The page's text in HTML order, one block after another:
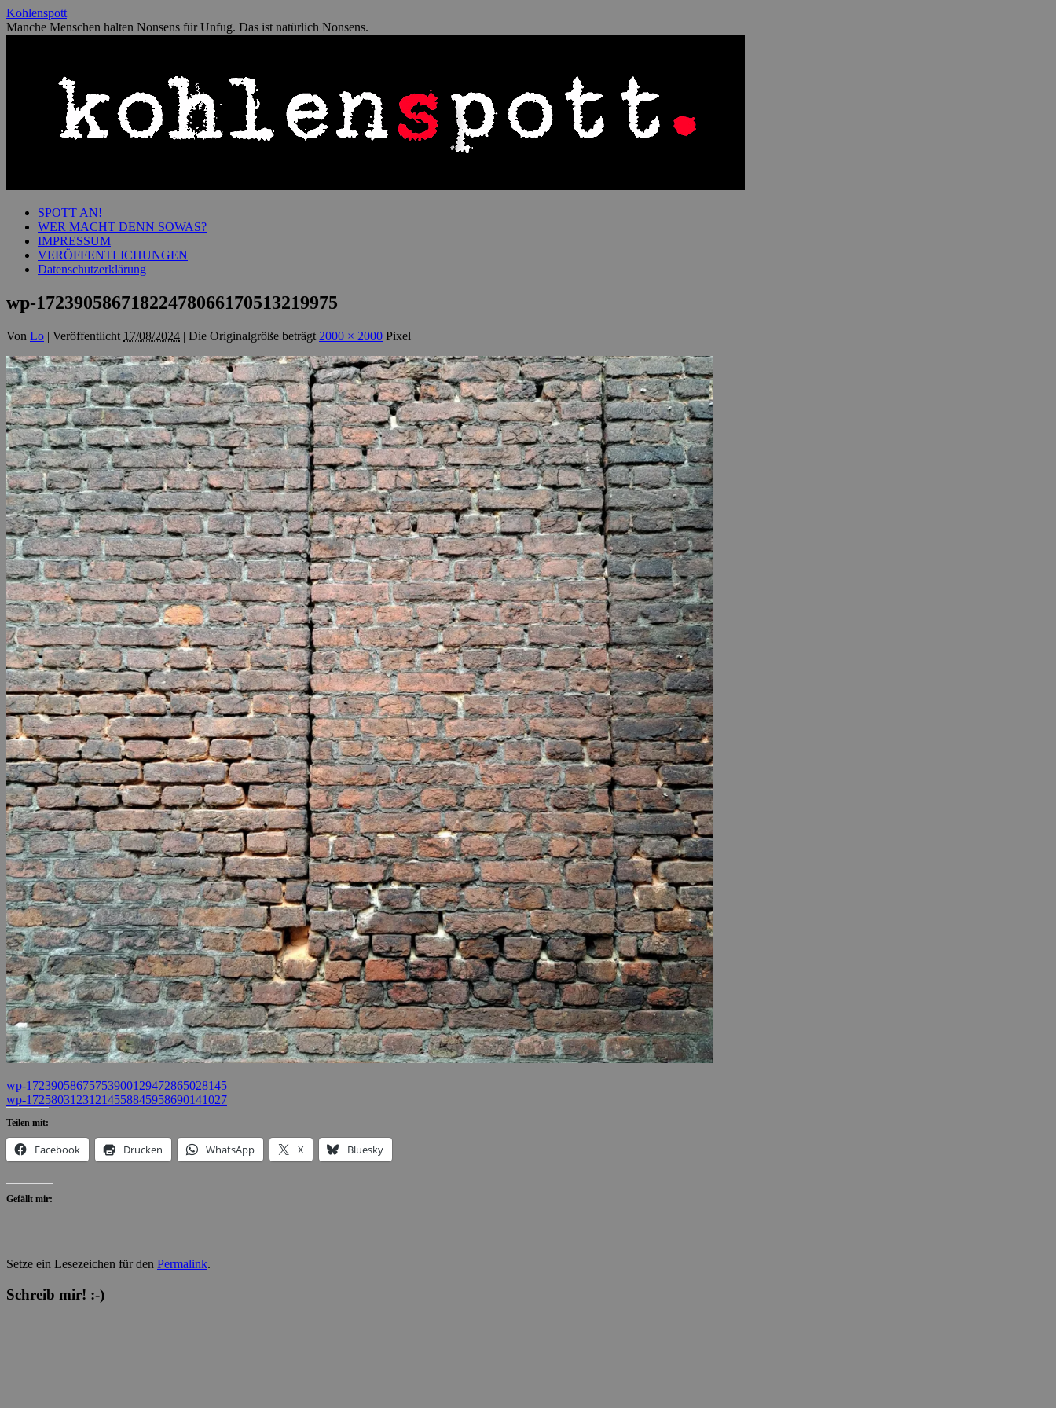
Zum
Inhalt
Kohlenspott
Manche Menschen halten Nonsens für Unfug. Das ist natürlich Nonsens.
SPOTT AN!
WER MACHT DENN SOWAS?
IMPRESSUM
VERÖFFENTLICHUNGEN
Datenschutzerklärung
wp-17239058671822478066170513219975
Von Lo | Veröffentlicht 17/08/2024 | Die Originalgröße beträgt 2000 × 2000 Pixel
wp-17239058675753900129472865028145
wp-17258031231214558845958690141027
Teilen mit:
Facebook Drucken WhatsApp X Bluesky
Gefällt mir:
Setze ein Lesezeichen für den Permalink.
Schreib mir! :-)